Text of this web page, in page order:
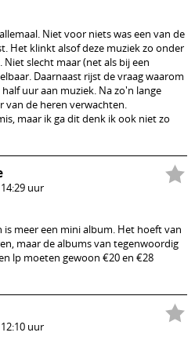
Niet voor niets was een van de
Het klinkt alsof deze muziek zo onder
slecht maar (net als bij een
Daarnaast rijst de vraag waarom
uur aan muziek. Na zo'n lange
van de heren verwachten.
maar ik ga dit denk ik ook niet zo
uur
meer een mini album. Het hoeft van
maar de albums van tegenwoordig
lp moeten gewoon €20 en €28
uur